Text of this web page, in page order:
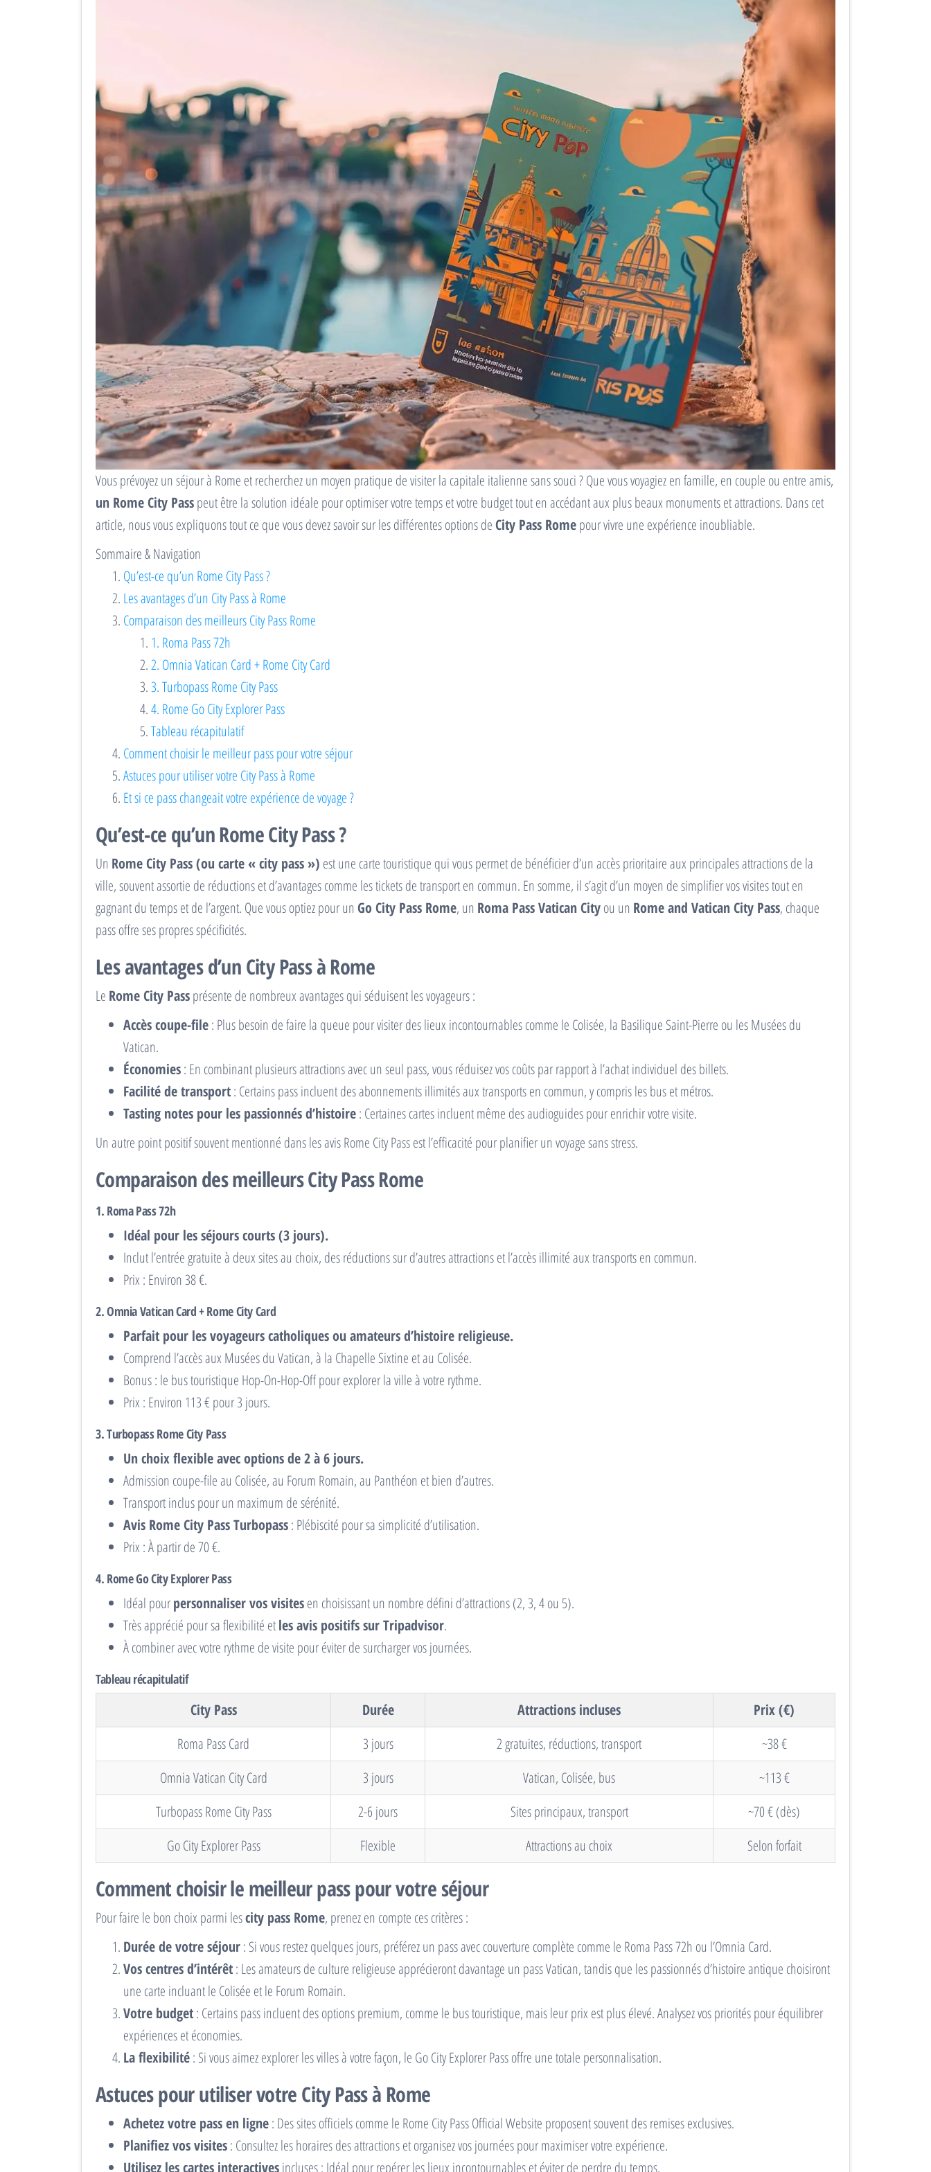
Vous prévoyez un séjour à Rome et recherchez un moyen pratique de visiter la capitale italienne sans souci ? Que vous voyagiez en famille, en couple ou entre amis,
un Rome City Passpeut être la solution idéale pour optimiser votre temps et votre budget tout en accédant aux plus beaux monuments et attractions. Dans cet
article, nous vous expliquons tout ce que vous devez savoir sur les différentes options deCity Pass Romepour vivre une expérience inoubliable.
Sommaire & Navigation
Qu’est-ce qu’un Rome City Pass ?
Les avantages d’un City Pass à Rome
Comparaison des meilleurs City Pass Rome
1. Roma Pass 72h
2. Omnia Vatican Card + Rome City Card
3. Turbopass Rome City Pass
4. Rome Go City Explorer Pass
Tableau récapitulatif
Comment choisir le meilleur pass pour votre séjour
Astuces pour utiliser votre City Pass à Rome
Et si ce pass changeait votre expérience de voyage ?
Qu’est-ce qu’un Rome City Pass ?
Un Rome City Pass (ou carte « city pass ») est une carte touristique qui vous permet de bénéficier d’un accès prioritaire aux principales attractions de la
ville, souvent assortie de réductions et d’avantages comme les tickets de transport en commun. En somme, il s’agit d’un moyen de simplifier vos visites tout en
gagnant du temps et de l’argent. Que vous optiez pour un Go City Pass Rome, un Roma Pass Vatican Cityou un Rome and Vatican City Pass, chaque
pass offre ses propres spécificités.
Les avantages d’un City Pass à Rome
Le Rome City Passprésente de nombreux avantages qui séduisent les voyageurs :
Accès coupe-file: Plus besoin de faire la queue pour visiter des lieux incontournables comme le Colisée, la Basilique Saint-Pierre ou les Musées du
Vatican.
Économies: En combinant plusieurs attractions avec un seul pass, vous réduisez vos coûts par rapport à l’achat individuel des billets.
Facilité de transport: Certains pass incluent des abonnements illimités aux transports en commun, y compris les bus et métros.
Tasting notes pour les passionnés d’histoire: Certaines cartes incluent même des audioguides pour enrichir votre visite.
Un autre point positif souvent mentionné dans les avis Rome City Pass est l’efficacité pour planifier un voyage sans stress.
Comparaison des meilleurs City Pass Rome
1. Roma Pass 72h
Idéal pour les séjours courts (3 jours).
Inclut l’entrée gratuite à deux sites au choix, des réductions sur d’autres attractions et l’accès illimité aux transports en commun.
Prix : Environ 38 €.
2.Omnia Vatican Card + Rome City Card
Parfait pour les voyageurs catholiques ou amateurs d’histoire religieuse.
Comprend l’accès aux Musées du Vatican, à la Chapelle Sixtine et au Colisée.
Bonus : le bus touristique Hop-On-Hop-Off pour explorer la ville à votre rythme.
Prix : Environ 113 € pour 3 jours.
3.Turbopass Rome City Pass
Un choix flexible avec options de 2 à 6 jours.
Admission coupe-file au Colisée, au Forum Romain, au Panthéon et bien d’autres.
Transport inclus pour un maximum de sérénité.
Avis Rome City Pass Turbopass: Plébiscité pour sa simplicité d’utilisation.
Prix : À partir de 70 €.
4. Rome Go City Explorer Pass
Idéal pourpersonnaliser vos visitesen choisissant un nombre défini d’attractions (2, 3, 4 ou 5).
Très apprécié pour sa flexibilité etles avis positifs sur Tripadvisor.
À combiner avec votre rythme de visite pour éviter de surcharger vos journées.
Tableau récapitulatif
City Pass Durée Attractions incluses
Prix (€)
Roma Pass Card
3 jours 2 gratuites, réductions, transport
~38 €
Omnia Vatican City Card
3 jours Vatican, Colisée, bus
~113 €
Turbopass Rome City Pass
2-6 jours Sites principaux, transport
~70 € (dès)
Go City Explorer Pass
Flexible Attractions au choix Selon forfait
Comment choisir le meilleur pass pour votre séjour
Pour faire le bon choix parmi lescity pass Rome, prenez en compte ces critères :
Durée de votre séjour: Si vous restez quelques jours, préférez un pass avec couverture complète comme le Roma Pass 72h ou l’Omnia Card.
Vos centres d’intérêt: Les amateurs de culture religieuse apprécieront davantage un pass Vatican, tandis que les passionnés d’histoire antique choisiront
une carte incluant le Colisée et le Forum Romain.
Votre budget: Certains pass incluent des options premium, comme le bus touristique, mais leur prix est plus élevé. Analysez vos priorités pour équilibrer
expériences et économies.
La flexibilité: Si vous aimez explorer les villes à votre façon, le Go City Explorer Pass offre une totale personnalisation.
Astuces pour utiliser votre City Pass à Rome
Achetez votre pass en ligne: Des sites officiels comme le Rome City Pass Official Website proposent souvent des remises exclusives.
Planifiez vos visites: Consultez les horaires des attractions et organisez vos journées pour maximiser votre expérience.
Utilisez les cartes interactivesincluses : Idéal pour repérer les lieux incontournables et éviter de perdre du temps.